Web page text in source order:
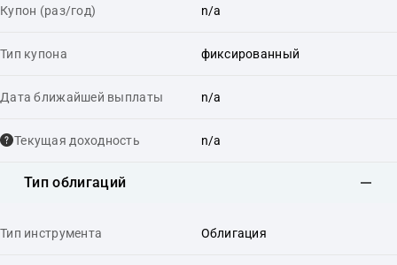
Купон (раз/год) n/a
Тип купона фиксированный
Дата ближайшей выплаты n/a
Текущая доходность n/a
Тип облигаций
Тип инструмента Облигация